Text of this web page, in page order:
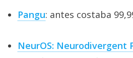
Pangu: antes costaba
NeurOS: Neurodivergent